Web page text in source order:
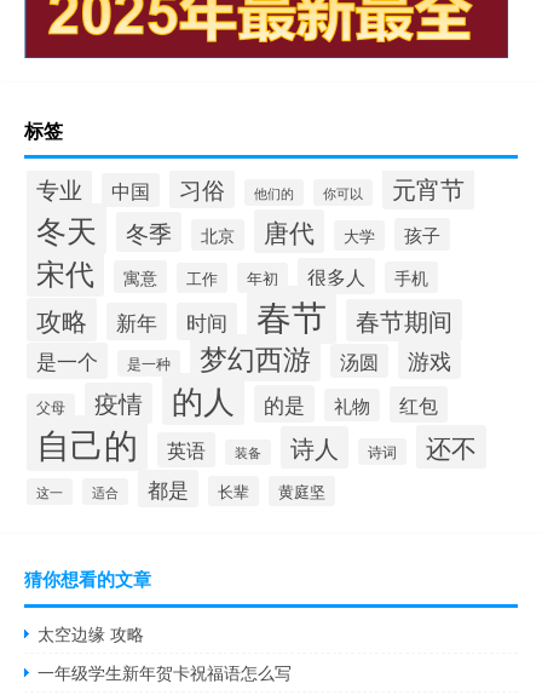
标签
专业 中国 习俗 他们的 你可以 元宵节
冬天 冬季 北京 唐代 大学 孩子
宋代 寓意 工作 年初 很多人 手机
攻略 新年 时间 春节 春节期间
是一个 是一种 梦幻西游 汤圆 游戏
父母 疫情 的人 的是 礼物 红包
自己的 英语 装备 诗人 诗词 还不
这一 适合 都是 长辈 黄庭坚
猜你想看的文章
太空边缘 攻略
一年级学生新年贺卡祝福语怎么写